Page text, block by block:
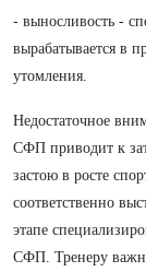
- выносливость -
вырабатывается в
утомления.
Недостаточное
СФП приводит к
застою в росте
соответственно
этапе
СФП. Тренеру